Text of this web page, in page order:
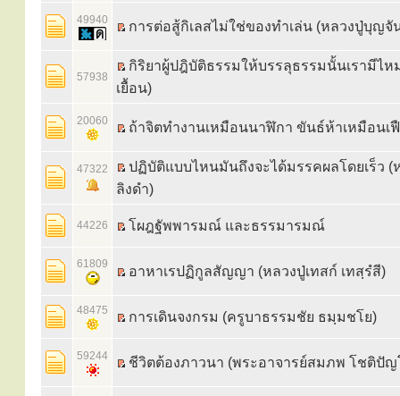
49940 การต่อสู้กิเลสไม่ใช่ของทำเล่น (หลวงปู่บุญจั
57938
กิริยาผู้ปฎิบัติธรรมให้บรรลุธรรมนั้นเรามีไห
เยื้อน)
20060 ถ้าจิตทำงานเหมือนนาฬิกา ขันธ์ห้าเหมือนเ
47322
ปฏิบัติแบบไหนมันถึงจะได้มรรคผลโดยเร็ว (
ลิงดำ)
44226 โผฎฐัพพารมณ์ และธรรมารมณ์
61809 อาหาเรปฏิกูลสัญญา (หลวงปู่เทสก์ เทสฺรํสี)
48475 การเดินจงกรม (ครูบาธรรมชัย ธมฺมชโย)
59244 ชีวิตต้องภาวนา (พระอาจารย์สมภพ โชติปั